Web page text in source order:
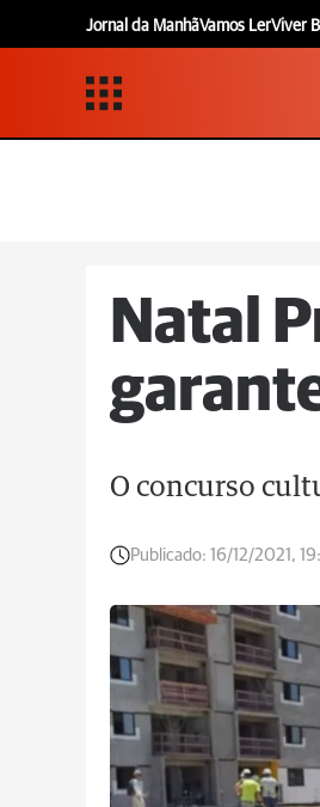
Jornal da ManhãVamos LerViver
Natal
O concurso
Publicado: 16/12/2021,